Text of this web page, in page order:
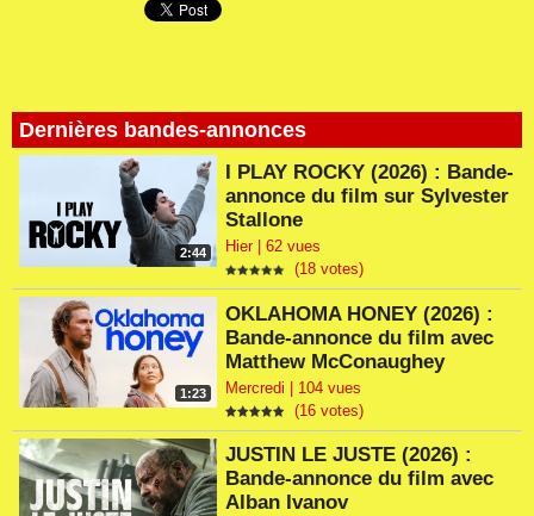
Dernières bandes-annonces
2:44
I PLAY ROCKY (2026) : Bande-
annonce du film sur Sylvester
Stallone
Hier | 62 vues
(18 votes)
1:23
OKLAHOMA HONEY (2026) :
Bande-annonce du film avec
Matthew McConaughey
Mercredi | 104 vues
(16 votes)
JUSTIN LE JUSTE (2026) :
Bande-annonce du film avec
Alban Ivanov